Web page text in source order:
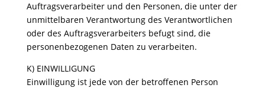
Auftragsverarbeiter und den Personen, die unter der
unmittelbaren Verantwortung des Verantwortlichen
oder des Auftragsverarbeiters befugt sind, die
personenbezogenen Daten zu verarbeiten.
K) EINWILLIGUNG
Einwilligung ist jede von der betroffenen Person